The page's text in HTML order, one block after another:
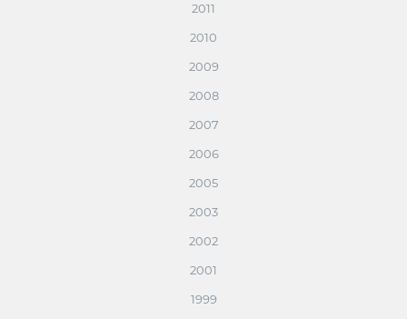
2011
2010
2009
2008
2007
2006
2005
2003
2002
2001
1999